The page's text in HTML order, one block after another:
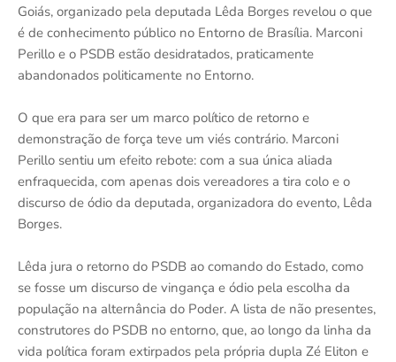
Goiás, organizado pela deputada Lêda Borges revelou o que
é de conhecimento público no Entorno de Brasília. Marconi
Perillo e o PSDB estão desidratados, praticamente
abandonados politicamente no Entorno.
O que era para ser um marco político de retorno e
demonstração de força teve um viés contrário. Marconi
Perillo sentiu um efeito rebote: com a sua única aliada
enfraquecida, com apenas dois vereadores a tira colo e o
discurso de ódio da deputada, organizadora do evento, Lêda
Borges.
Lêda jura o retorno do PSDB ao comando do Estado, como
se fosse um discurso de vingança e ódio pela escolha da
população na alternância do Poder. A lista de não presentes,
construtores do PSDB no entorno, que, ao longo da linha da
vida política foram extirpados pela própria dupla Zé Eliton e